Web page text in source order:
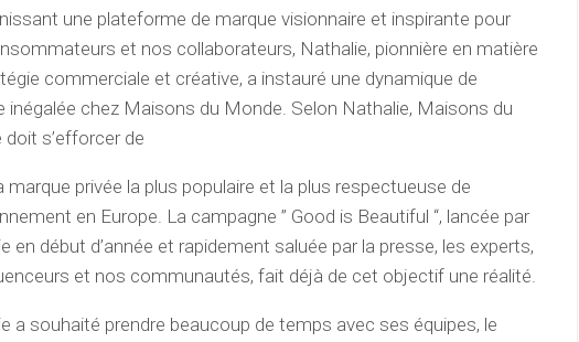
une plateforme de marque visionnaire et inspirante pour
et nos collaborateurs, Nathalie, pionnière en matière
commerciale et créative, a instauré une dynamique de
inégalée chez Maisons du Monde. Selon Nathalie, Maisons du
doit s’efforcer de
marque privée la plus populaire et la plus respectueuse de
en Europe. La campagne ” Good is Beautiful “, lancée par
en début d’année et rapidement saluée par la presse, les experts,
et nos communautés, fait déjà de cet objectif une réalité.
a souhaité prendre beaucoup de temps avec ses équipes, le